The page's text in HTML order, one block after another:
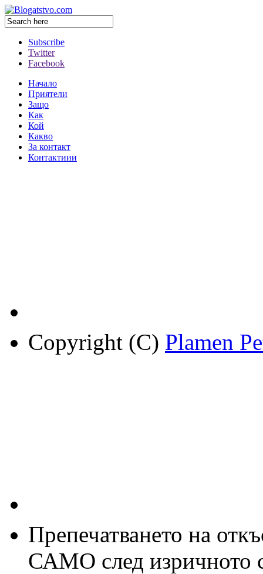
Subscribe
Twitter
Facebook
Начало
Приятели
Защо
Как
Кой
Какво
За контакт
Контактиии
Copyright (C) Plamen
Препечатването на
САМО след изричното